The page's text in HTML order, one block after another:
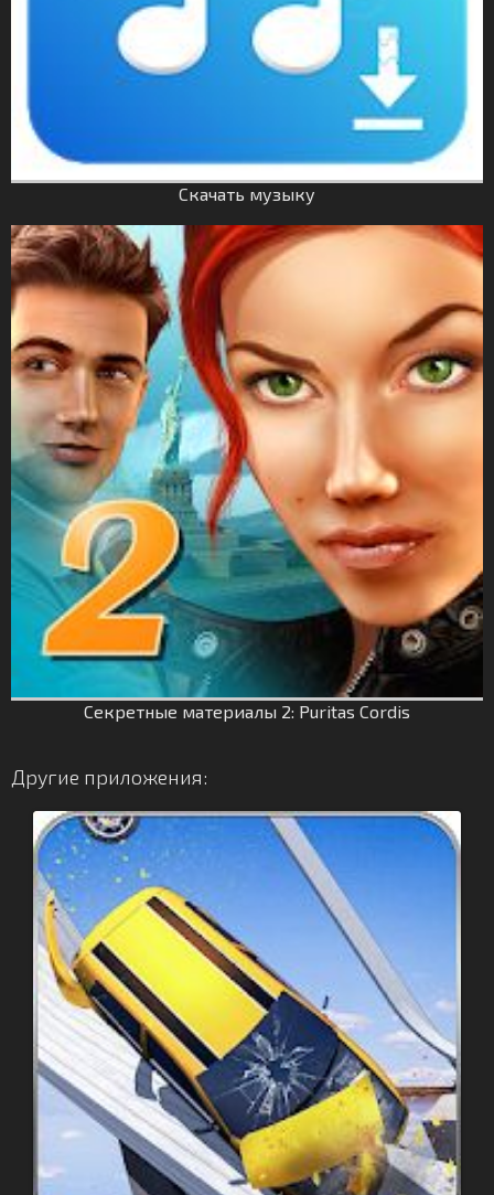
Скачать музыку
Секретные материалы 2: Puritas Cordis
Другие приложения: